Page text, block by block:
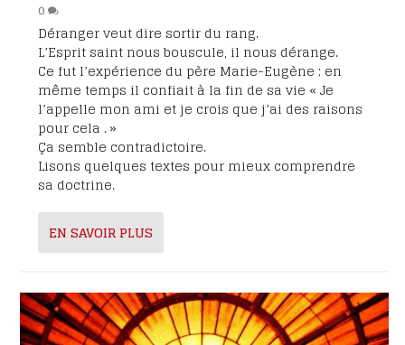
0
Déranger veut dire sortir du rang.
L’Esprit saint nous bouscule, il nous dérange.
Ce fut l’expérience du père Marie-Eugène ; en
même temps il confiait à la fin de sa vie « Je
l’appelle mon ami et je crois que j’ai des raisons
pour cela . »
Ça semble contradictoire.
Lisons quelques textes pour mieux comprendre
sa doctrine.
EN SAVOIR PLUS